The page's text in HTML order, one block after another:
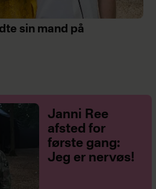
sin mand på
Janni Ree
afsted for
første gang:
Jeg er nervøs!